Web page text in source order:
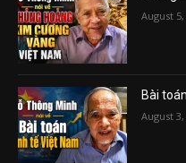
August 5,
Bài
August 3,